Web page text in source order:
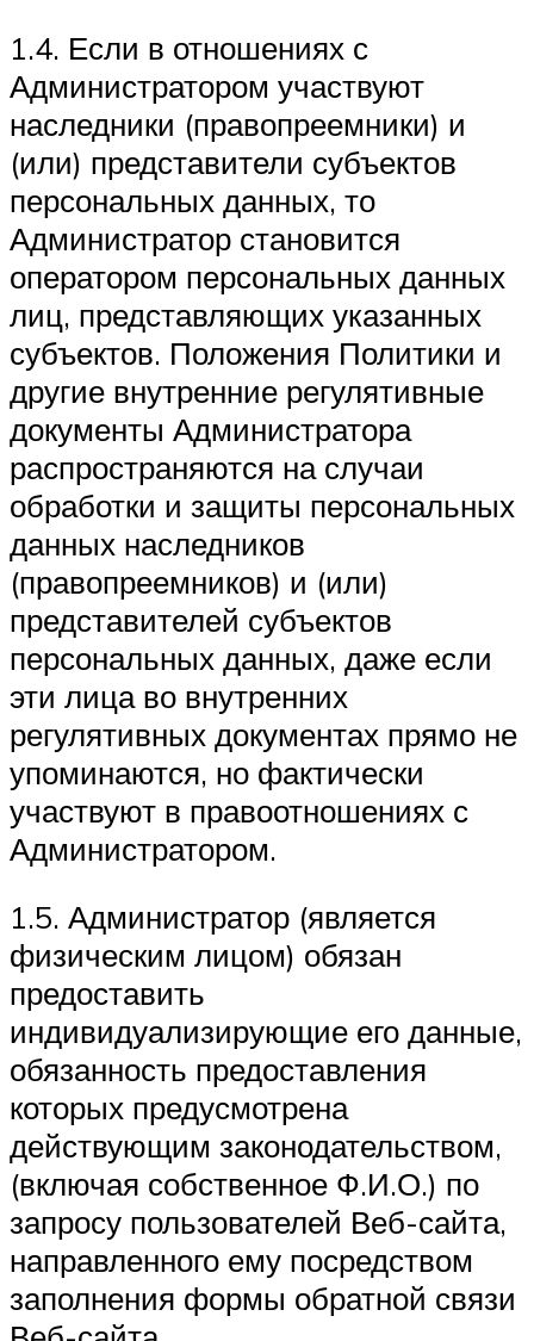
1.4. Если в отношениях с
Администратором участвуют
наследники (правопреемники) и
(или) представители субъектов
персональных данных, то
Администратор становится
оператором персональных данных
лиц, представляющих указанных
субъектов. Положения Политики и
другие внутренние регулятивные
документы Администратора
распространяются на случаи
обработки и защиты персональных
данных наследников
(правопреемников) и (или)
представителей субъектов
персональных данных, даже если
эти лица во внутренних
регулятивных документах прямо не
упоминаются, но фактически
участвуют в правоотношениях с
Администратором.
1.5. Администратор (является
физическим лицом) обязан
предоставить
индивидуализирующие его данные,
обязанность предоставления
которых предусмотрена
действующим законодательством,
(включая собственное Ф.И.О.) по
запросу пользователей Веб-сайта,
направленного ему посредством
заполнения формы обратной связи